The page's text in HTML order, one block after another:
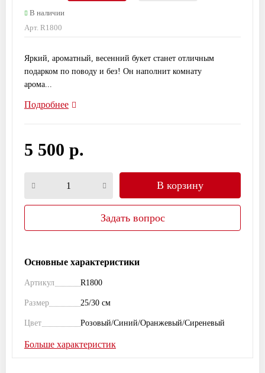
В наличии
Арт. R1800
Яркий, ароматный, весенний букет станет отличным
подарком по поводу и без! Он наполнит комнату
арома...
Подробнее
5 500 р.
В корзину
Задать вопрос
Основные характеристики
Артикул R1800
Размер 25/30 см
Цвет Розовый/Синий/Оранжевый/Сиреневый
Больше характеристик